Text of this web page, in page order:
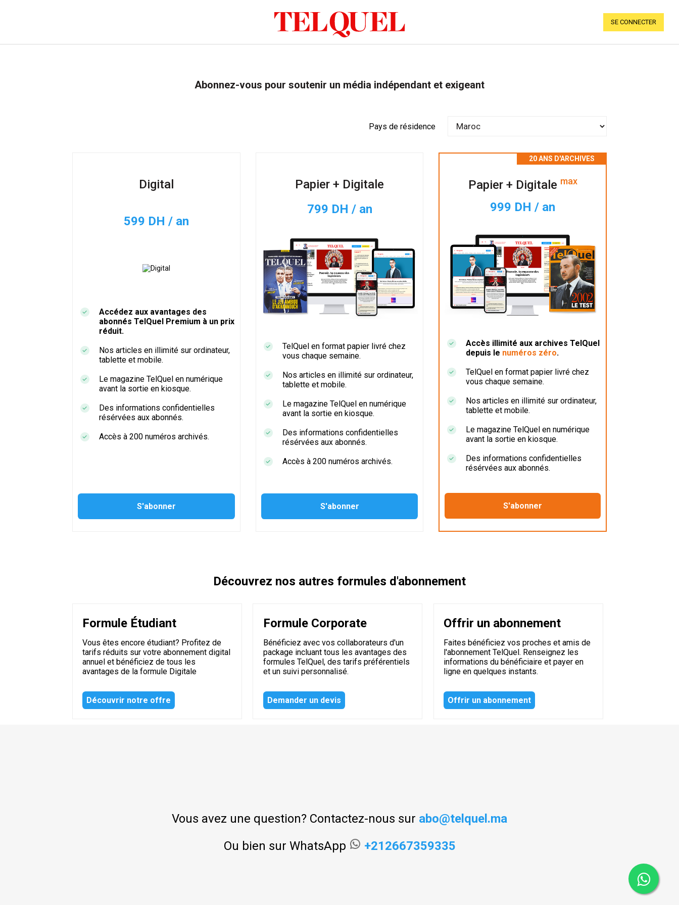
SE CONNECTER
Abonnez-vous pour soutenir un média indépendant et exigeant
Pays de résidence
Digital
599 DH / an
Accédez aux avantages des
abonnés TelQuel Premium à un prix
réduit.
Nos articles en illimité sur ordinateur,
tablette et mobile.
Le magazine TelQuel en numérique
avant la sortie en kiosque.
Des informations confidentielles
résérvées aux abonnés.
Accès à 200 numéros archivés.
Papier + Digitale
799 DH / an
TelQuel en format papier livré chez
vous chaque semaine.
Nos articles en illimité sur ordinateur,
tablette et mobile.
Le magazine TelQuel en numérique
avant la sortie en kiosque.
Des informations confidentielles
résérvées aux abonnés.
Accès à 200 numéros archivés.
Papier + Digitale max
999 DH / an
Accès illimité aux archives TelQuel
depuis le numéros zéro.
TelQuel en format papier livré chez
vous chaque semaine.
Nos articles en illimité sur ordinateur,
tablette et mobile.
Le magazine TelQuel en numérique
avant la sortie en kiosque.
Des informations confidentielles
résérvées aux abonnés.
Découvrez nos autres formules d'abonnement
Formule Étudiant
Vous êtes encore étudiant? Profitez de
tarifs réduits sur votre abonnement digital
annuel et bénéficiez de tous les
avantages de la formule Digitale
Découvrir notre offre
Formule Corporate
Bénéficiez avec vos collaborateurs d'un
package incluant tous les avantages des
formules TelQuel, des tarifs préférentiels
et un suivi personnalisé.
Demander un devis
Offrir un abonnement
Faites bénéficiez vos proches et amis de
l'abonnement TelQuel. Renseignez les
informations du bénéficiaire et payer en
ligne en quelques instants.
Offrir un abonnement
Vous avez une question? Contactez-nous sur abo@telquel.ma
Ou bien sur WhatsApp
+212667359335